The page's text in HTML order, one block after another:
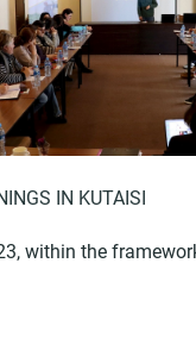
IN KUTAISI
within the